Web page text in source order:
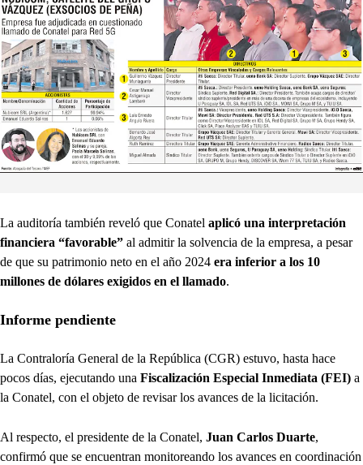
La auditoría también reveló que Conatel aplicó una interpretación
financiera “favorable” al admitir la solvencia de la empresa, a pesar
de que su patrimonio neto en el año 2024 era inferior a los 10
millones de dólares exigidos en el llamado.
Informe pendiente
La Contraloría General de la República (CGR) estuvo, hasta hace
pocos días, ejecutando una Fiscalización Especial Inmediata (FEI) a
la Conatel, con el objeto de revisar los avances de la licitación.
Al respecto, el presidente de la Conatel, Juan Carlos Duarte,
confirmó que se encuentran monitoreando los avances en coordinación